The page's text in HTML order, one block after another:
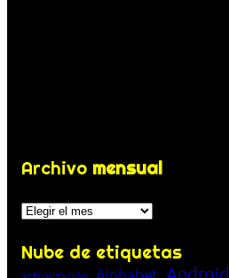
Archivo mensual
Archivos
Nube de etiquetas
Android